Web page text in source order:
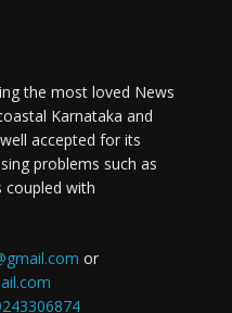
the most loved News
Karnataka and
accepted for its
problems such as
with
or